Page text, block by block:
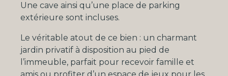
Une cave ainsi qu’une place de parking
extérieure sont incluses.
Le véritable atout de ce bien : un charmant
jardin privatif à disposition au pied de
l’immeuble, parfait pour recevoir famille et